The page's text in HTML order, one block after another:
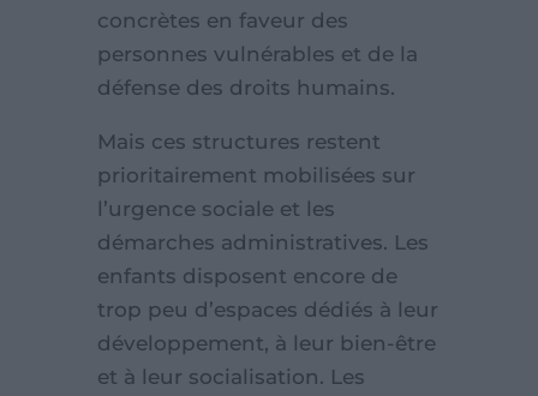
concrètes en faveur des
personnes vulnérables et de la
défense des droits humains.
Mais ces structures restent
prioritairement mobilisées sur
l’urgence sociale et les
démarches administratives. Les
enfants disposent encore de
trop peu d’espaces dédiés à leur
développement, à leur bien-être
et à leur socialisation. Les